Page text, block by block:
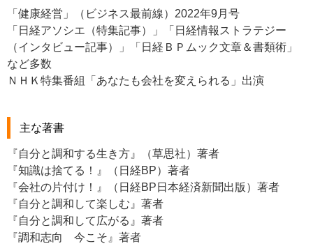
「健康経営」（ビジネス最前線）2022年9月号
「日経アソシエ（特集記事）」「日経情報ストラテジー
（インタビュー記事）」「日経ＢＰムック文章＆書類術」
など多数
ＮＨＫ特集番組「あなたも会社を変えられる」出演
主な著書
『自分と調和する生き方』（草思社）著者
『知識は捨てる！』（日経BP）著者
『会社の片付け！』（日経BP日本経済新聞出版）著者
『自分と調和して楽しむ』著者
『自分と調和して広がる』著者
『調和志向 今こそ』著者